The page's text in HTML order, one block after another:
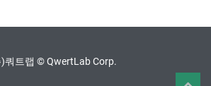
)쿼트랩 © QwertLab Corp.